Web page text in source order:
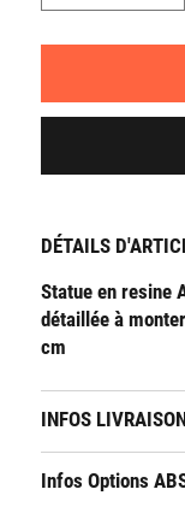
DÉTAILS
Statue en resine
détaillée à
cm
INFOS
Infos Options